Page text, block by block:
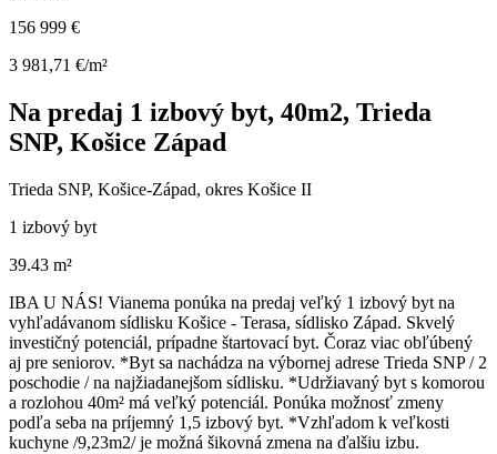
156 999 €
3 981,71 €/m²
Na predaj 1 izbový byt, 40m2, Trieda
SNP, Košice Západ
Trieda SNP, Košice-Západ, okres Košice II
1 izbový byt
39.43 m²
IBA U NÁS! Vianema ponúka na predaj veľký 1 izbový byt na
vyhľadávanom sídlisku Košice - Terasa, sídlisko Západ. Skvelý
investičný potenciál, prípadne štartovací byt. Čoraz viac obľúbený
aj pre seniorov. *Byt sa nachádza na výbornej adrese Trieda SNP / 2
poschodie / na najžiadanejšom sídlisku. *Udržiavaný byt s komorou
a rozlohou 40m² má veľký potenciál. Ponúka možnosť zmeny
podľa seba na príjemný 1,5 izbový byt. *Vzhľadom k veľkosti
kuchyne /9,23m2/ je možná šikovná zmena na ďalšiu izbu.